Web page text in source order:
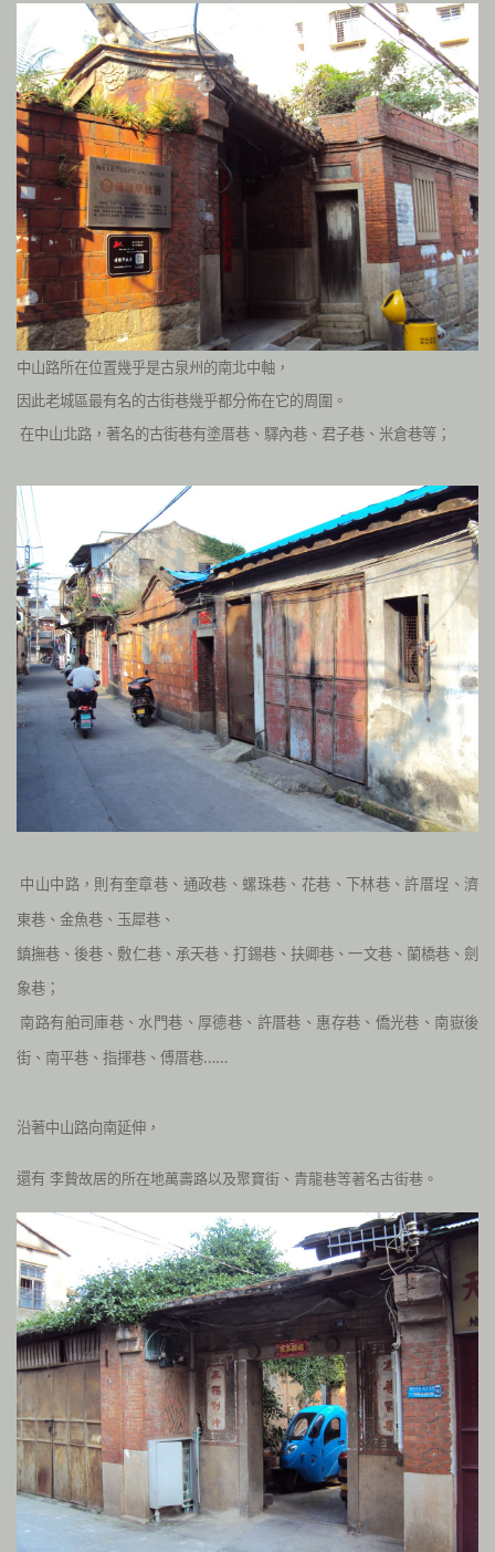
中山路所在位置幾乎是古泉州的南北中軸，
因此老城區最有名的古街巷幾乎都分佈在它的周圍。
在中山北路，著名的古街巷有塗厝巷、驛內巷、君子巷、米倉巷等；
中山中路，則有奎章巷、通政巷、螺珠巷、花巷、下林巷、許厝埕、濟
東巷、金魚巷、 玉犀巷、
鎮撫巷、後巷、敷仁巷、承天巷、打錫巷、扶卿巷、一文巷、蘭橋巷、劍
象巷；
南路有舶司庫巷、水門巷、厚德巷、許厝巷、惠存巷 、僑光巷、南嶽後
街、南平巷、 指揮巷、傅厝巷……
沿著中山路向南延伸，
還有 李贄故居的所在地萬壽路以及聚寶街、青龍巷等著名古街巷。